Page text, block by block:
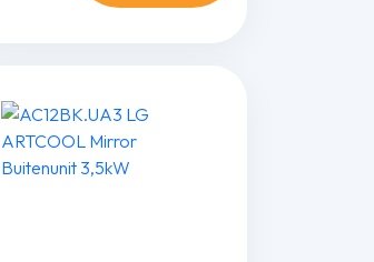
Buitenunit
2,5kW
aantal